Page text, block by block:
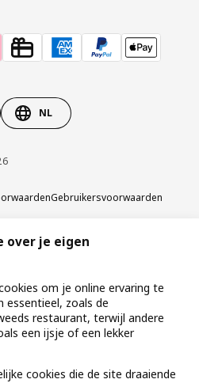
NL
Gebruikersvoorwaarden
over je eigen
om je online ervaring te
essentieel, zoals de
restaurant, terwijl andere
een ijsje of een lekker
cookies die de site draaiende